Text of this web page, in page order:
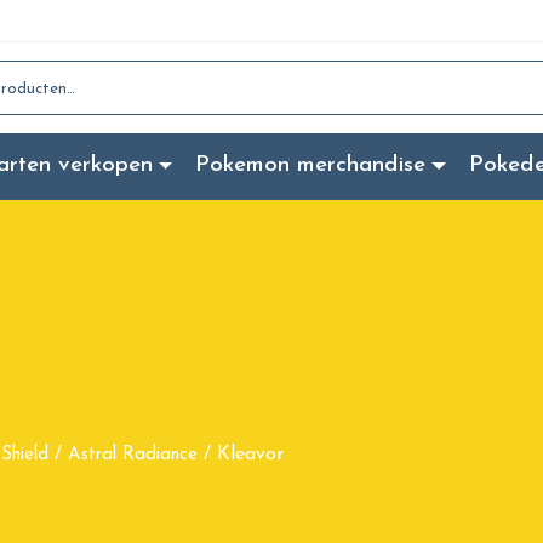
verkopen Pokemon merchandise
/ Astral Radiance / Kleavor